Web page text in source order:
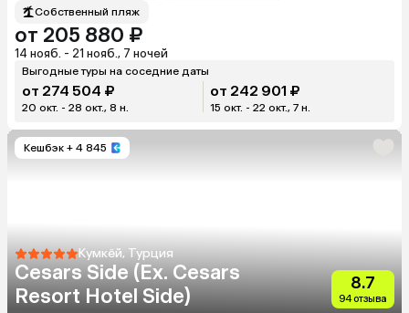
Собственный пляж
от 205 880 ₽
14 нояб. - 21 нояб., 7 ночей
Выгодные туры на соседние даты
от 274 504 ₽
20 окт. - 28 окт., 8 н.
от 242 901 ₽
15 окт. - 22 окт., 7 н.
Кешбэк + 4 845
Кумкёй, Турция
Cesars Side (Ex. Cesars
Resort Hotel Side)
8.7
94 отзыва